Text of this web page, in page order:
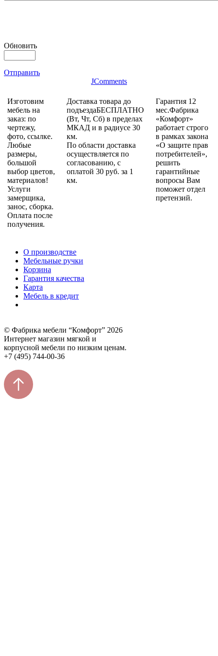
Обновить
Отправить
JComments
Изготовим
мебель на
заказ: по
чертежу,
фото, ссылке.
Любые
размеры,
большой
выбор цветов,
материалов!
Услуги
замерщика,
занос, сборка.
Оплата после
получения.
Доставка товара до
подъездаБЕСПЛАТНО
(Вт, Чт, Сб) в пределах
МКАД и в радиусе 30
км.
По области доставка
осуществляется по
согласованию, с
оплатой 30 руб. за 1
км.
Гарантия 12
мес.Фабрика
«Комфорт»
работает строго
в рамках закона
«О защите прав
потребителей»,
решить
гарантийные
вопросы Вам
поможет отдел
претензий.
О производстве
Мебельные ручки
Корзина
Гарантия качества
Карта
Мебель в кредит
© Фабрика мебели “Комфорт” 2026
Интернет магазин мягкой и
корпусной мебели по низким ценам.
+7 (495) 744-00-36